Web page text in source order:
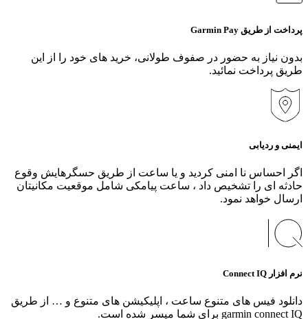
پرداخت از طریق Garmin Pay
بدون نیاز به حضور در صفوف طولانی، خرید های خود را از این
طریق پرداخت نمائید.
ایمنی و ردیابی
اگر احساس نا امنی کردید و یا ساعت از طریق حسگرهایش وقوع
حادثه ای را تشخیص داد ، ساعت پیامکی شامل موقعیت مکانیتان
ارسال خواهد نمود.
نرم افزار Connect IQ
دانلود فیس های متنوع ساعت ، اپلیکیشن های متنوع و … از طریق
garmin connect IQ برای شما میسر شده است.